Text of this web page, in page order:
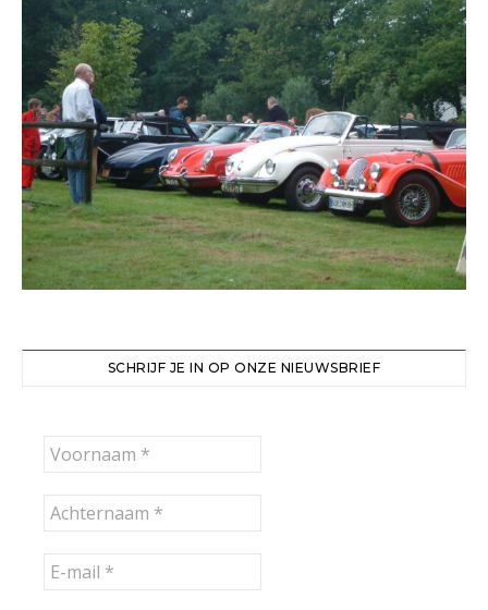
SCHRIJF JE IN OP ONZE NIEUWSBRIEF